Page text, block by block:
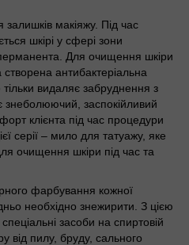
макіяжу. Під час
шкірі у сфері зони
Для очищення шкіри
антибактеріальна
видаляє забруднення з
знеболюючий, заспокійливий
клієнта під час процедури
серії – мило для татуажу, яке
очищення шкіри під час та
фарбування кожної
необхідно знежирити. З цією
засоби на спиртовій
від пилу, бруду, сального